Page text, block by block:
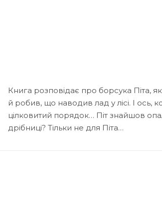
Книга розповідає про борсука Піта,
й робив, що наводив лад у лісі. І ось,
цілковитий порядок… Піт знайшов
дрібниці? Тільки не для Піта…